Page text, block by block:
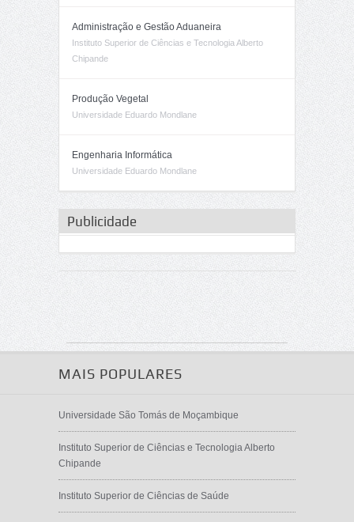
Administração e Gestão Aduaneira
Instituto Superior de Ciências e Tecnologia Alberto
Chipande
Produção Vegetal
Universidade Eduardo Mondlane
Engenharia Informática
Universidade Eduardo Mondlane
Publicidade
MAIS POPULARES
Universidade São Tomás de Moçambique
Instituto Superior de Ciências e Tecnologia Alberto
Chipande
Instituto Superior de Ciências de Saúde